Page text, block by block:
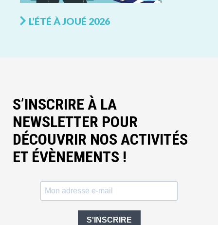
L’ÉTÉ À JOUÉ 2026
S’INSCRIRE À LA
NEWSLETTER POUR
DÉCOUVRIR NOS ACTIVITÉS
ET ÉVÈNEMENTS !
S'INSCRIRE